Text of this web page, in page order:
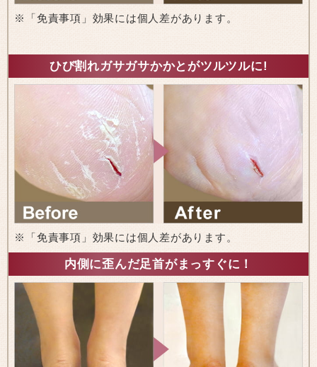
※「免責事項」効果には個人差があります。
ひび割れガサガサかかとがツルツルに!
※「免責事項」効果には個人差があります。
内側に歪んだ足首がまっすぐに！